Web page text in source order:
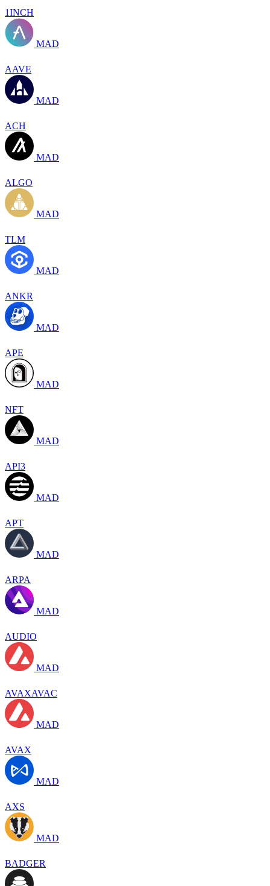
1INCH
MAD
AAVE
MAD
ACH
MAD
ALGO
MAD
TLM
MAD
ANKR
MAD
APE
MAD
NFT
MAD
API3
MAD
APT
MAD
ARPA
MAD
AUDIO
MAD
AVAXAVAC
MAD
AVAX
MAD
AXS
MAD
BADGER